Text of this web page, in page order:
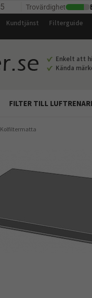
Kundtjänst Filterguide
Enkelt att
Kända
FILTER TILL
Kolfiltermatta